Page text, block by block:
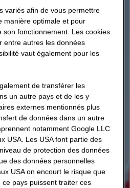
variés afin de vous permettre
manière optimale et pour
son fonctionnement. Les cookies
entre autres les données
vaut également pour les
de transférer les
un autre pays et de les y
externes mentionnés plus
de données dans un autre
notamment Google LLC
USA. Les USA font partie des
de protection des données
des données personnelles
USA on encourt le risque que
pays puissent traiter ces